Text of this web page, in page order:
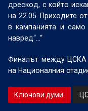
дрескод, с който
на 22.05. Приходите
в кампанията и само
навред“...“
Финалът между ЦСКА
на Националния
Ключови думи: